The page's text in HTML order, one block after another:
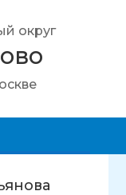
округ